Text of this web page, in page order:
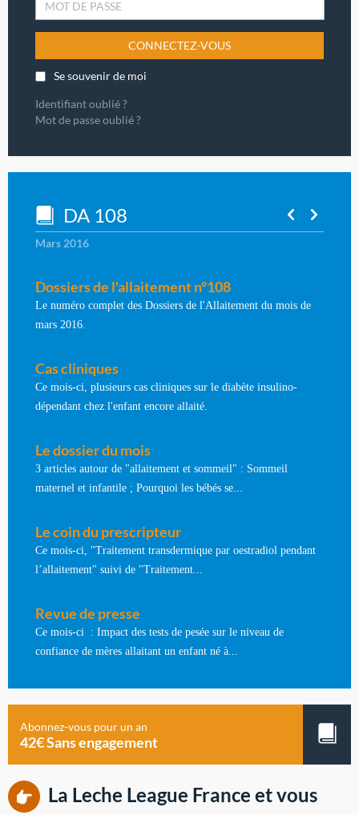
CONNECTEZ-VOUS
Se souvenir de moi
Identifiant oublié ?
Mot de passe oublié ?
DA 108
Mars 2016
Dossiers de l'allaitement n°108
Le numéro complet des Dossiers de l'Allaitement du mois de
mars 2016.
Cas cliniques
Ce mois-ci, plusieurs cas cliniques sur le diabète insulino-
dépendant chez l'enfant encore allaité.
Le dossier du mois
3 articles autour de "allaitement et sommeil" : Sommeil
maternel et infantile ; Pourquoi les bébés se...
Le coin du prescripteur
Ce mois-ci, "Traitement transdermique par oestradiol pendant
l’allaitement" suivi de "Traitement...
Revue de presse
Ce mois-ci : Impact des tests de pesée sur le niveau de
confiance de mères allaitant un enfant né à...
Abonnez-vous pour un an
42€ Sans engagement
La Leche League France et vous